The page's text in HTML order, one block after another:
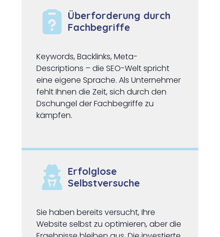
Überforderung durch
Fachbegriffe
Keywords, Backlinks, Meta-
Descriptions – die SEO-Welt spricht
eine eigene Sprache. Als Unternehmer
fehlt Ihnen die Zeit, sich durch den
Dschungel der Fachbegriffe zu
kämpfen.
Erfolglose
Selbstversuche
Sie haben bereits versucht, Ihre
Website selbst zu optimieren, aber die